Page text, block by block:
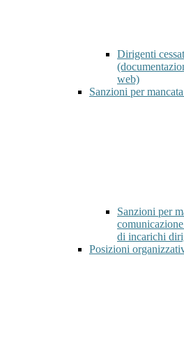
Dirigenti
web)
Sanzioni per
Sanzioni per
di incarichi
Posizioni